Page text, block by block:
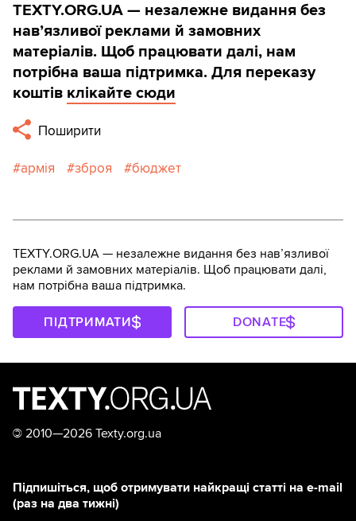
TEXTY.ORG.UA — незалежне видання без
навʼязливої реклами й замовних
матеріалів. Щоб працювати далі, нам
потрібна ваша підтримка. Для переказу
коштів клікайте сюди
Поширити
армія зброя бюджет
TEXTY.ORG.UA — незалежне видання без навʼязливої
реклами й замовних матеріалів. Щоб працювати далі,
нам потрібна ваша підтримка.
ПІДТРИМАТИ DONATE
© 2010—2026 Texty.org.ua
Підпишіться, щоб отримувати найкращі статті на e-mail
(раз на два тижні)